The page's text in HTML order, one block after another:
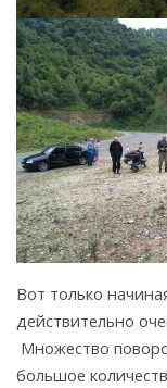
Вот только
действительно
Множество
большое